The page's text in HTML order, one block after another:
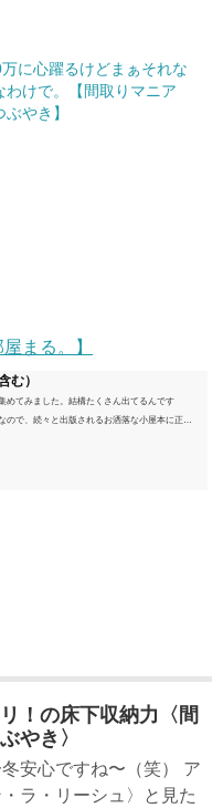
に心躍るけどまぁそれな
わけで。【間取りマニア
ぶやき】
まる。】
む）
めてみました。結構たくさん出てるんです
ので、続々と出版されるお洒落な小屋本に正直
！の床下収納力〈間
やき〉
安心ですね〜（笑） ア
ラ・リーシュ〉と見た